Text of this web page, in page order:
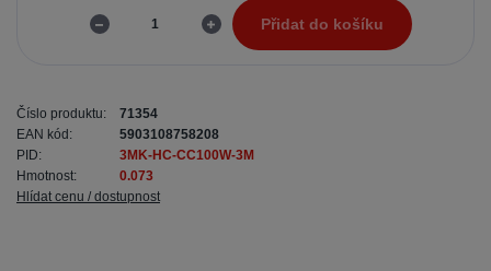
Přidat do košíku
Číslo produktu:
71354
EAN kód:
5903108758208
PID:
3MK-HC-CC100W-3M
Hmotnost:
0.073
Hlídat cenu / dostupnost